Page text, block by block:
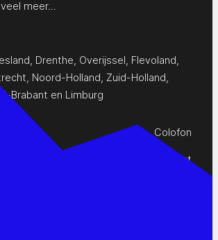
veel meer…
Drenthe Overijssel Flevoland
Noord-Holland Zuid-Holland
Brabant en Limburg
Colofon
Privacy Statement